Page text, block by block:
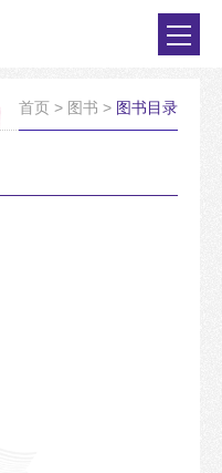
首页 > 图书 > 图书目录